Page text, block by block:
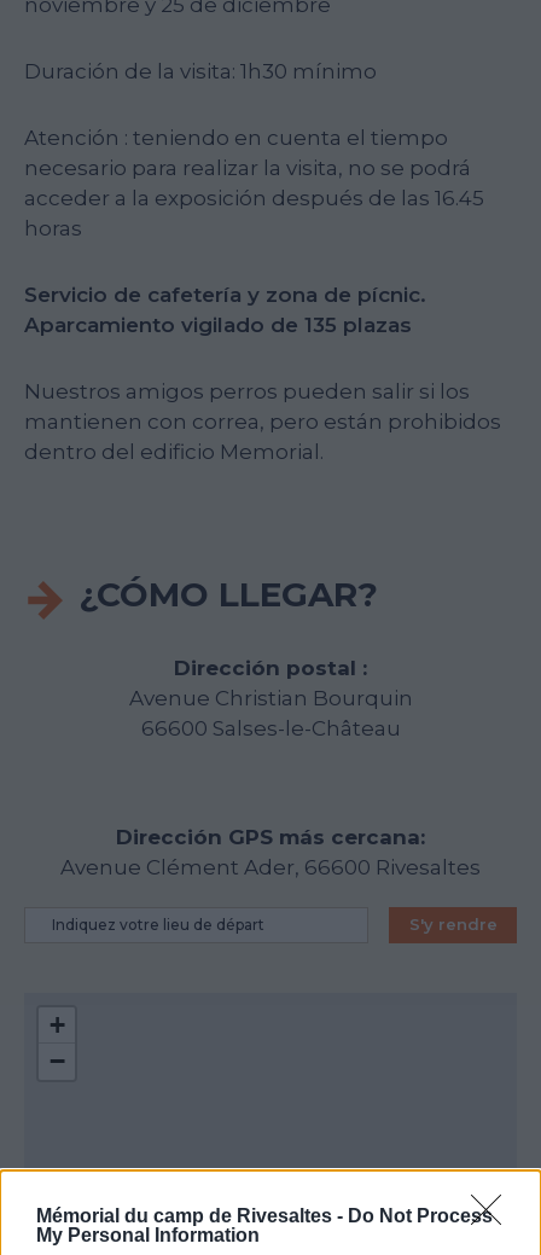
Mémorial du camp de Rivesaltes - Do Not Process
My Personal Information
noviembre y 25 de diciembre
Duración de la visita: 1h30 mínimo
Atención : teniendo en cuenta el tiempo
necesario para realizar la visita, no se podrá
acceder a la exposición después de las 16.45
horas
Servicio de cafetería y zona de pícnic.
Aparcamiento vigilado de 135 plazas
Nuestros amigos perros pueden salir si los
mantienen con correa, pero están prohibidos
dentro del edificio Memorial.
¿CÓMO LLEGAR?
Dirección postal :
Avenue Christian Bourquin
66600 Salses-le-Château
Dirección GPS más cercana:
Avenue Clément Ader, 66600 Rivesaltes
S'y rendre
+
−